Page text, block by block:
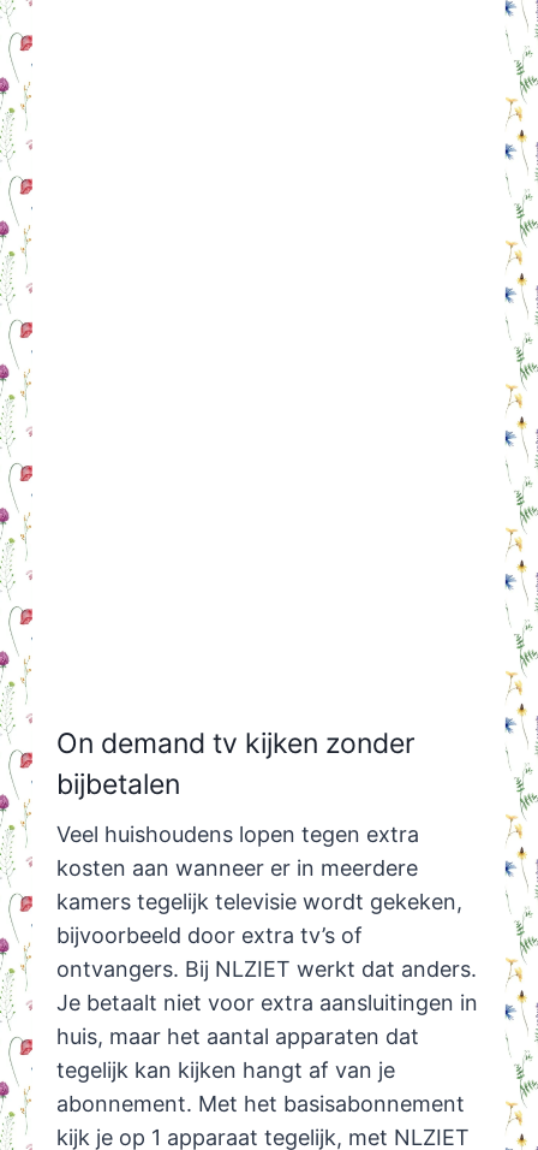
On demand tv kijken zonder
bijbetalen
Veel huishoudens lopen tegen extra
kosten aan wanneer er in meerdere
kamers tegelijk televisie wordt gekeken,
bijvoorbeeld door extra tv’s of
ontvangers. Bij NLZIET werkt dat anders.
Je betaalt niet voor extra aansluitingen in
huis, maar het aantal apparaten dat
tegelijk kan kijken hangt af van je
abonnement. Met het basisabonnement
kijk je op 1 apparaat tegelijk, met NLZIET